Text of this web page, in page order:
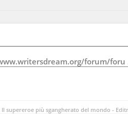
forum/foru
supereroe più sgangherato del mondo -